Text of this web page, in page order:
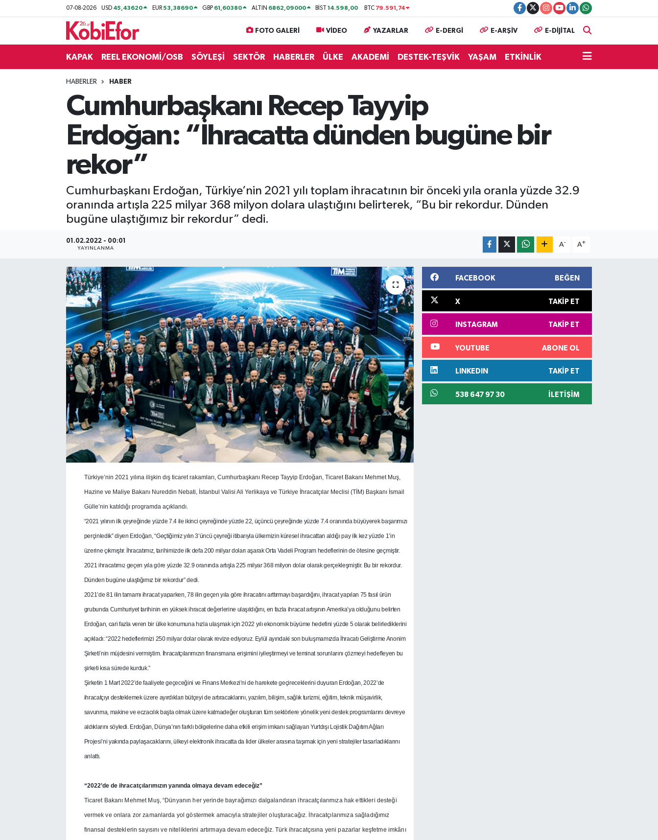
07-08-2026 USD 45,43620 EUR53,38690 GBP 61,60380 ALTIN 6862,09000 BİST14.598,00 BTC 79.591,74
FOTO GALERİ VİDEO YAZARLAR E-DERGİ E-ARŞİV E-DİJİTAL
KAPAK REEL EKONOMİ/OSB SÖYLEŞİ SEKTÖR HABERLER ÜLKE AKADEMİ DESTEK-TEŞVİK YAŞAM ETKİNLİK
HABERLER HABER
Cumhurbaşkanı Recep Tayyip
Erdoğan: “İhracatta dünden bugüne bir
rekor”
Cumhurbaşkanı Erdoğan, Türkiye’nin 2021 yılı toplam ihracatının bir önceki yıla oranla yüzde 32.9
oranında artışla 225 milyar 368 milyon dolara ulaştığını belirterek, “Bu bir rekordur. Dünden
bugüne ulaştığımız bir rekordur” dedi.
01.02.2022 - 00:01
YAYINLANMA
A- A+
Türkiye’nin 2021 yılına ilişkin dış ticaret rakamları, Cumhurbaşkanı Recep Tayyip Erdoğan, Ticaret Bakanı Mehmet Muş,
Hazine ve Maliye Bakanı Nureddin Nebati, İstanbul Valisi Ali Yerlikaya ve Türkiye İhracatçılar Meclisi (TİM) Başkanı İsmail
Gülle’nin katıldığı programda açıklandı.
“2021 yılının ilk çeyreğinde yüzde 7.4 ile ikinci çeyreğinde yüzde 22, üçüncü çeyreğinde yüzde 7.4 oranında büyüyerek başarımızı
perçinledik” diyen Erdoğan, “Geçtiğimiz yılın 3’üncü çeyreği itibarıyla ülkemizin küresel ihracattan aldığı pay ilk kez yüzde 1’in
üzerine çıkmıştır. İhracatımız, tarihimizde ilk defa 200 milyar doları aşarak Orta Vadeli Program hedeflerinin de ötesine geçmiştir.
2021 ihracatımız geçen yıla göre yüzde 32.9 oranında artışla 225 milyar 368 milyon dolar olarak gerçekleşmiştir. Bu bir rekordur.
Dünden bugüne ulaştığımız bir rekordur” dedi.
2021’de 81 ilin tamamı ihracat yaparken, 78 ilin geçen yıla göre ihracatını arttırmayı başardığını, ihracat yapılan 75 fasıl ürün
grubunda Cumhuriyet tarihinin en yüksek ihracat değerlerine ulaşıldığını, en fazla ihracat artışının Amerika’ya olduğunu belirten
Erdoğan, cari fazla veren bir ülke konumuna hızla ulaşmak için 2022 yılı ekonomik büyüme hedefini yüzde 5 olarak belirlediklerini
açıkladı: “2022 hedeflerimizi 250 milyar dolar olarak revize ediyoruz. Eylül ayındaki son buluşmamızda İhracatı Geliştirme Anonim
Şirketi’nin müjdesini vermiştim. İhracatçılarımızın finansmana erişimini iyileştirmeyi ve teminat sorunlarını çözmeyi hedefleyen bu
şirketi kısa sürede kurduk.”
Şirketin 1 Mart 2022’de faaliyete geçeceğini ve Finans Merkezi’ni de harekete geçireceklerini duyuran Erdoğan, 2022’de
ihracatçıyı desteklemek üzere ayırdıkları bütçeyi de artıracaklarını, yazılım, bilişim, sağlık turizmi, eğitim, teknik müşavirlik,
savunma, makine ve eczacılık başta olmak üzere katmadeğer oluşturan tüm sektörlere yönelik yeni destek programlarını devreye
aldıklarını söyledi. Erdoğan, Dünya’nın farklı bölgelerine daha etkili erişim imkanı sağlayan Yurtdışı Lojistik Dağıtım Ağları
Projesi’ni yakında paylaşacaklarını, ülkeyi elektronik ihracatta da lider ülkeler arasına taşımak için yeni stratejiler tasarladıklarını
anlattı.
“2022’de de ihracatçılarımızın yanında olmaya devam edeceğiz”
Ticaret Bakanı Mehmet Muş, “Dünyanın her yerinde bayrağımızı dalgalandıran ihracatçılarımıza hak ettikleri desteği
vermek ve onlara zor zamanlarda yol göstermek amacıyla stratejiler oluşturacağız. İhracatçılarımıza sağladığımız
finansal desteklerin sayısını ve niteliklerini artırmaya devam edeceğiz. Türk ihracatçısına yeni pazarlar keşfetme imkânı
FACEBOOK BEĞEN
X TAKIP ET
INSTAGRAM TAKIP ET
YOUTUBE ABONE OL
LINKEDIN TAKIP ET
538 647 97 30 İLETIŞIM
BİLİŞİM PANO
HABERLER